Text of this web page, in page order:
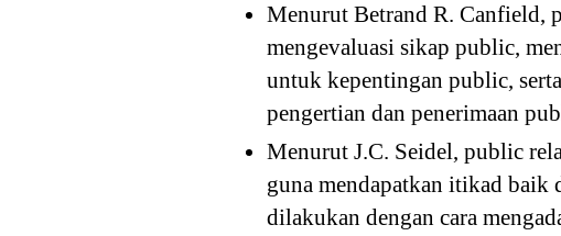
Menurut Betrand R. Canfield,
mengevaluasi sikap public,
untuk kepentingan public,
pengertian dan penerimaan
Menurut J.C. Seidel, public
guna mendapatkan itikad baik
dilakukan dengan cara